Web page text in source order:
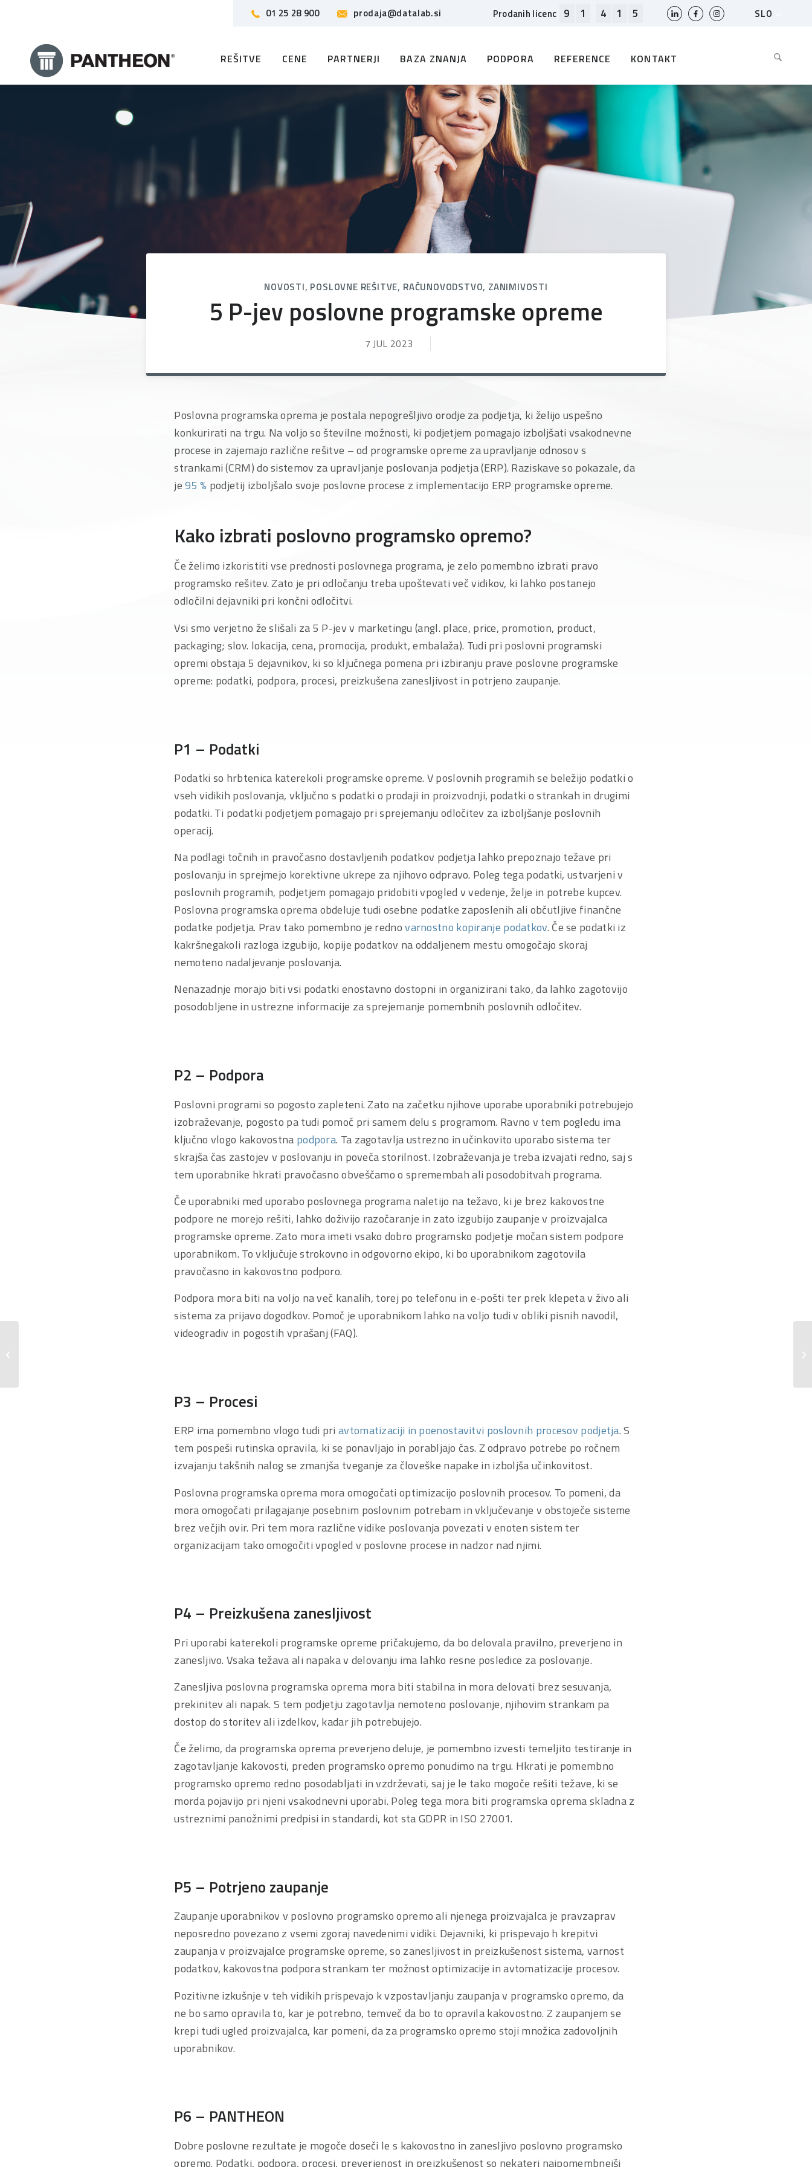
01 25 28 900 prodaja@datalab.si Prodanih licenc 9 1 4 1 5
SLO
MK
RS
ME
REŠITVE CENE PARTNERJI BAZA ZNANJA PODPORA REFERENCE KONTAKT
NOVOSTI, POSLOVNE REŠITVE, RAČUNOVODSTVO, ZANIMIVOSTI
5 P-jev poslovne programske opreme
7 JUL 2023
Poslovna programska oprema je postala nepogrešljivo orodje za podjetja, ki želijo uspešno
konkurirati na trgu. Na voljo so številne možnosti, ki podjetjem pomagajo izboljšati vsakodnevne
procese in zajemajo različne rešitve – od programske opreme za upravljanje odnosov s
strankami (CRM) do sistemov za upravljanje poslovanja podjetja (ERP). Raziskave so pokazale, da
je95 % podjetij izboljšalo svoje poslovne procese z implementacijo ERP programske opreme.
Kako izbrati poslovno programsko opremo?
Če želimo izkoristiti vse prednosti poslovnega programa, je zelo pomembno izbrati pravo
programsko rešitev. Zato je pri odločanju treba upoštevati več vidikov, ki lahko postanejo
odločilni dejavniki pri končni odločitvi.
Vsi smo verjetno že slišali za 5 P-jev v marketingu (angl. place, price, promotion, product,
packaging; slov. lokacija, cena, promocija, produkt, embalaža). Tudi pri poslovni programski
opremi obstaja 5 dejavnikov, ki so ključnega pomena pri izbiranju prave poslovne programske
opreme: podatki, podpora, procesi, preizkušena zanesljivost in potrjeno zaupanje.
P1 – Podatki
Podatki so hrbtenica katerekoli programske opreme. V poslovnih programih se beležijo podatki o
vseh vidikih poslovanja, vključno s podatki o prodaji in proizvodnji, podatki o strankah in drugimi
podatki. Ti podatki podjetjem pomagajo pri sprejemanju odločitev za izboljšanje poslovnih
operacij.
Na podlagi točnih in pravočasno dostavljenih podatkov podjetja lahko prepoznajo težave pri
poslovanju in sprejmejo korektivne ukrepe za njihovo odpravo. Poleg tega podatki, ustvarjeni v
poslovnih programih, podjetjem pomagajo pridobiti vpogled v vedenje, želje in potrebe kupcev.
Poslovna programska oprema obdeluje tudi osebne podatke zaposlenih ali občutljive finančne
podatke podjetja. Prav tako pomembno je rednovarnostno kopiranje podatkov. Če se podatki iz
kakršnegakoli razloga izgubijo, kopije podatkov na oddaljenem mestu omogočajo skoraj
nemoteno nadaljevanje poslovanja.
Nenazadnje morajo biti vsi podatki enostavno dostopni in organizirani tako, da lahko zagotovijo
posodobljene in ustrezne informacije za sprejemanje pomembnih poslovnih odločitev.
P2 – Podpora
Poslovni programi so pogosto zapleteni. Zato na začetku njihove uporabe uporabniki potrebujejo
izobraževanje, pogosto pa tudi pomoč pri samem delu s programom. Ravno v tem pogledu ima
ključno vlogo kakovostna podpora. Ta zagotavlja ustrezno in učinkovito uporabo sistema ter
skrajša čas zastojev v poslovanju in poveča storilnost. Izobraževanja je treba izvajati redno, saj s
tem uporabnike hkrati pravočasno obveščamo o spremembah ali posodobitvah programa.
Če uporabniki med uporabo poslovnega programa naletijo na težavo, ki je brez kakovostne
podpore ne morejo rešiti, lahko doživijo razočaranje in zato izgubijo zaupanje v proizvajalca
programske opreme. Zato mora imeti vsako dobro programsko podjetje močan sistem podpore
uporabnikom. To vključuje strokovno in odgovorno ekipo, ki bo uporabnikom zagotovila
pravočasno in kakovostno podporo.
Podpora mora biti na voljo na več kanalih, torej po telefonu in e-pošti ter prek klepeta v živo ali
sistema za prijavo dogodkov. Pomoč je uporabnikom lahko na voljo tudi v obliki pisnih navodil,
videogradiv in pogostih vprašanj (FAQ).
P3 – Procesi
ERP ima pomembno vlogo tudi priavtomatizaciji in poenostavitvi poslovnih procesov podjetja. S
tem pospeši rutinska opravila, ki se ponavljajo in porabljajo čas. Z odpravo potrebe po ročnem
izvajanju takšnih nalog se zmanjša tveganje za človeške napake in izboljša učinkovitost.
Poslovna programska oprema mora omogočati optimizacijo poslovnih procesov. To pomeni, da
mora omogočati prilagajanje posebnim poslovnim potrebam in vključevanje v obstoječe sisteme
brez večjih ovir. Pri tem mora različne vidike poslovanja povezati v enoten sistem ter
organizacijam tako omogočiti vpogled v poslovne procese in nadzor nad njimi.
P4 – Preizkušena zanesljivost
Pri uporabi katerekoli programske opreme pričakujemo, da bo delovala pravilno, preverjeno in
zanesljivo. Vsaka težava ali napaka v delovanju ima lahko resne posledice za poslovanje.
Zanesljiva poslovna programska oprema mora biti stabilna in mora delovati brez sesuvanja,
prekinitev ali napak. S tem podjetju zagotavlja nemoteno poslovanje, njihovim strankam pa
dostop do storitev ali izdelkov, kadar jih potrebujejo.
Če želimo, da programska oprema preverjeno deluje, je pomembno izvesti temeljito testiranje in
zagotavljanje kakovosti, preden programsko opremo ponudimo na trgu. Hkrati je pomembno
programsko opremo redno posodabljati in vzdrževati, saj je le tako mogoče rešiti težave, ki se
morda pojavijo pri njeni vsakodnevni uporabi. Poleg tega mora biti programska oprema skladna z
ustreznimi panožnimi predpisi in standardi, kot sta GDPR in ISO 27001.
P5 – Potrjeno zaupanje
Zaupanje uporabnikov v poslovno programsko opremo ali njenega proizvajalca je pravzaprav
neposredno povezano z vsemi zgoraj navedenimi vidiki. Dejavniki, ki prispevajo h krepitvi
zaupanja v proizvajalce programske opreme, so zanesljivost in preizkušenost sistema, varnost
podatkov, kakovostna podpora strankam ter možnost optimizacije in avtomatizacije procesov.
Pozitivne izkušnje v teh vidikih prispevajo k vzpostavljanju zaupanja v programsko opremo, da
ne bo samo opravila to, kar je potrebno, temveč da bo to opravila kakovostno. Z zaupanjem se
krepi tudi ugled proizvajalca, kar pomeni, da za programsko opremo stoji množica zadovoljnih
uporabnikov.
P6 – PANTHEON
Dobre poslovne rezultate je mogoče doseči le s kakovostno in zanesljivo poslovno programsko
opremo. Podatki, podpora, procesi, preverjenost in preizkušenost so nekateri najpomembnejši